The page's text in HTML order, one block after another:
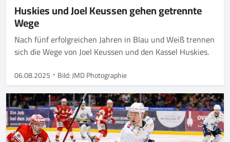
Huskies und Joel Keussen gehen getrennte
Wege
Nach fünf erfolgreichen Jahren in Blau und Weiß trennen
sich die Wege von Joel Keussen und den Kassel Huskies.
06.08.2025 Bild: JMD Photographie